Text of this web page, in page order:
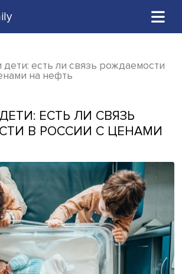
и дети: есть ли связь
ДЕТИ: ЕСТЬ ЛИ СВЯЗЬ
В РОССИИ С